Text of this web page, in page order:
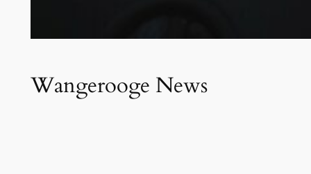
Wangerooge News